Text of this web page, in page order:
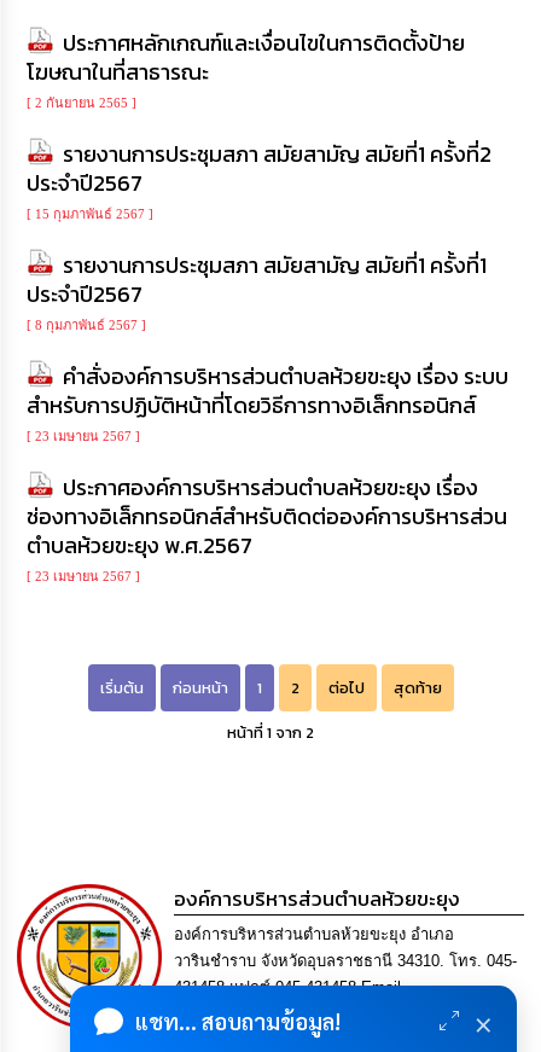
ประกาศหลักเกณฑ์และเงื่อนไขในการติดตั้งป้าย
โฆษณาในที่สาธารณะ
[ 2 กันยายน 2565 ]
รายงานการประชุมสภา สมัยสามัญ สมัยที่1 ครั้งที่2
ประจำปี2567
[ 15 กุมภาพันธ์ 2567 ]
รายงานการประชุมสภา สมัยสามัญ สมัยที่1 ครั้งที่1
ประจำปี2567
[ 8 กุมภาพันธ์ 2567 ]
คำสั่งองค์การบริหารส่วนตำบลห้วยขะยุง เรื่อง ระบบ
สำหรับการปฏิบัติหน้าที่โดยวิธีการทางอิเล็กทรอนิกส์
[ 23 เมษายน 2567 ]
ประกาศองค์การบริหารส่วนตำบลห้วยขะยุง เรื่อง
ช่องทางอิเล็กทรอนิกส์สำหรับติดต่อองค์การบริหารส่วน
ตำบลห้วยขะยุง พ.ศ.2567
[ 23 เมษายน 2567 ]
เริ่มต้น ก่อนหน้า 1 2 ต่อไป
สุดท้าย
หน้าที่ 1 จาก 2
แชท... สอบถามข้อมูล! ×
องค์การบริหารส่วนตำบลห้วยขะยุง
องค์การบริหารส่วนตำบลห้วยขะยุง อำเภอ
วารินชำราบ จังหวัดอุบลราชธานี 34310. โทร. 045-
431458 แฟกซ์ 045-431458 Email
saraban@huaikhayung.go.th